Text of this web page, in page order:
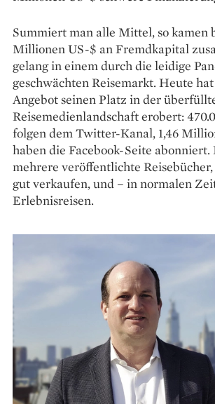
Summiert man alle Mittel, so kamen
Millionen US-$ an Fremdkapital
gelang in einem durch die leidige
geschwächten Reisemarkt. Heute
Angebot seinen Platz in der
Reisemedienlandschaft erobert:
folgen dem Twitter-Kanal, 1,46
haben die Facebook-Seite abonniert.
mehrere veröffentlichte
gut verkaufen, und – in normalen
Erlebnisreisen.